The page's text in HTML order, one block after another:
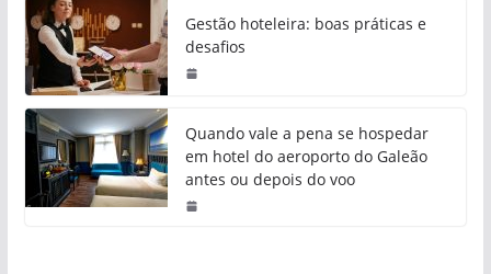
Gestão hoteleira: boas práticas e
desafios
Quando vale a pena se hospedar
em hotel do aeroporto do Galeão
antes ou depois do voo